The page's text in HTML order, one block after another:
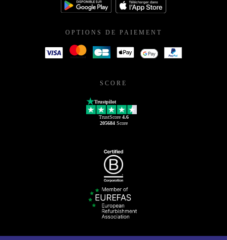
OPTIONS DE PAIEMENT
SCORE
Trustpilot
TrustScore 4.6
205684Score